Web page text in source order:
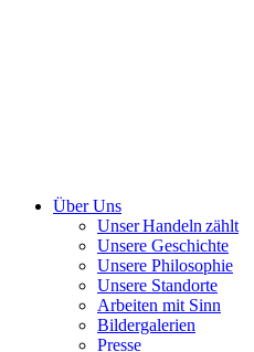
Über Uns
Unser Handeln zählt
Unsere Geschichte
Unsere Philosophie
Unsere Standorte
Arbeiten mit Sinn
Bildergalerien
Presse